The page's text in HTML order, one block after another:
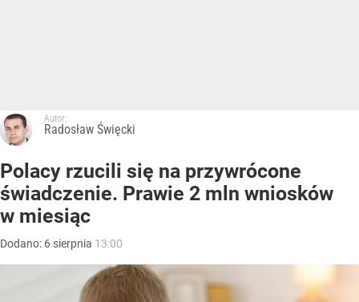
Autor:
Radosław Święcki
Polacy rzucili się na przywrócone
świadczenie. Prawie 2 mln wniosków
w miesiąc
Dodano: 6 sierpnia 13:00